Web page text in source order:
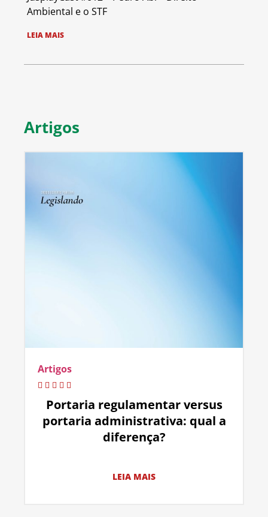
Ambiental e o STF
LEIA MAIS
Artigos
Artigos
Portaria regulamentar versus
portaria administrativa: qual a
diferença?
LEIA MAIS